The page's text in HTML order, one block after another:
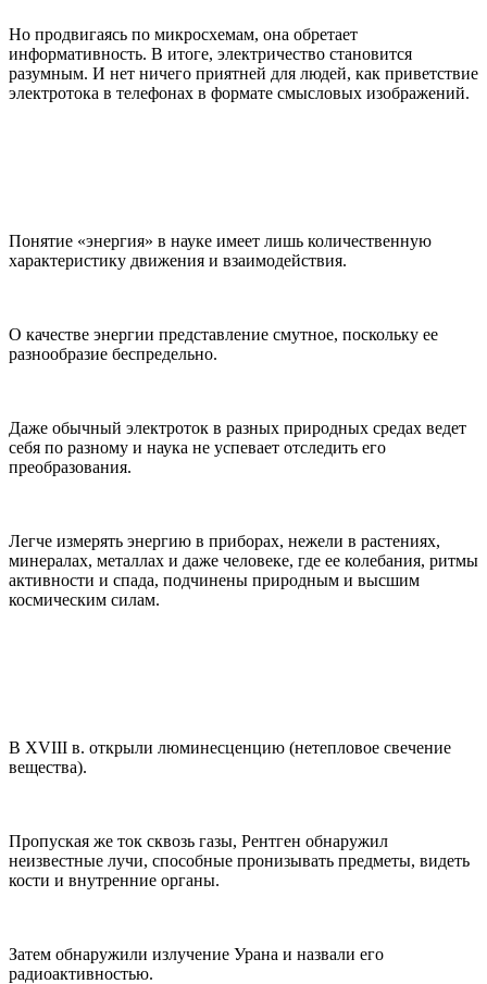
Но продвигаясь по микросхемам, она обретает
информативность. В итоге, электричество становится
разумным. И нет ничего приятней для людей, как приветствие
электротока в телефонах в формате смысловых изображений.
Понятие «энергия» в науке имеет лишь количественную
характеристику движения и взаимодействия.
О качестве энергии представление смутное, поскольку ее
разнообразие беспредельно.
Даже обычный электроток в разных природных средах ведет
себя по разному и наука не успевает отследить его
преобразования.
Легче измерять энергию в приборах, нежели в растениях,
минералах, металлах и даже человеке, где ее колебания, ритмы
активности и спада, подчинены природным и высшим
космическим силам.
В XVIII в. открыли люминесценцию (нетепловое свечение
вещества).
Пропуская же ток сквозь газы, Рентген обнаружил
неизвестные лучи, способные пронизывать предметы, видеть
кости и внутренние органы.
Затем обнаружили излучение Урана и назвали его
радиоактивностью.